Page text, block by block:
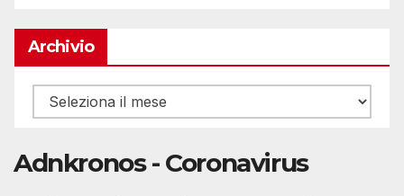
Archivio
Archivio
Adnkronos - Coronavirus